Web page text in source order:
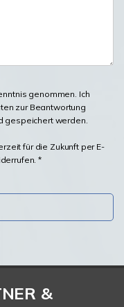
genommen. Ich
zur Beantwortung
gespeichert werden.
für die Zukunft per E-
*
&